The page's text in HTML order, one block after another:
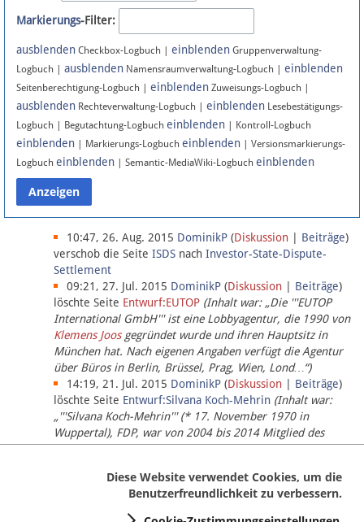
Bluesky
Facebook
Instagram
Anmelden
Datenschutz
Über Lobbypedia
Impressum
Markierungs-Filter:
ausblenden Checkbox-Logbuch | einblenden Gruppenverwaltung-
Logbuch | ausblenden Namensraumverwaltung-Logbuch | einblenden
Seitenberechtigung-Logbuch | einblenden Zuweisungs-Logbuch |
ausblenden Rechteverwaltung-Logbuch | einblenden Lesebestätigungs-
Logbuch | Begutachtung-Logbuch einblenden | Kontroll-Logbuch
einblenden | Markierungs-Logbuch einblenden | Versionsmarkierungs-
Logbuch einblenden | Semantic-MediaWiki-Logbuch einblenden
10:47, 26. Aug. 2015 DominikP (Diskussion Beiträge)
verschob die Seite ISDS nach Investor-State-Dispute-
Settlement
09:21, 27. Jul. 2015 DominikP (Diskussion Beiträge)
löschte Seite Entwurf:EUTOP (Inhalt war: „Die '''EUTOP
International GmbH''' ist eine Lobbyagentur, die 1990 von
Klemens Joosgegründet wurde und ihren Hauptsitz in
München hat. Nach eigenen Angaben verfügt die Agentur
über Büros in Berlin, Brüssel, Prag, Wien, Lond…“)
14:19, 21. Jul. 2015 DominikP (Diskussion Beiträge)
löschte Seite Entwurf:Silvana Koch-Mehrin (Inhalt war:
„'''Silvana Koch-Mehrin''' (* 17. November 1970 in
Wuppertal), FDP, war von 2004 bis 2014 Mitglied des
Europäischen Parlaments, seit November 2014 ist sie für
Diese Website verwendet Cookies, um die
Benutzerfreundlichkeit zu verbessern.